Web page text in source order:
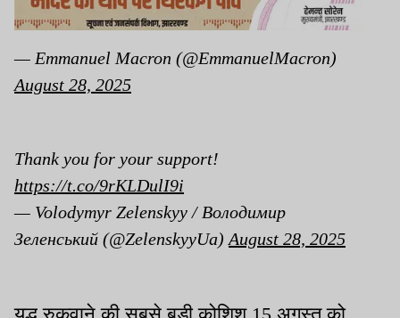
— Emmanuel Macron (@EmmanuelMacron)
August 28, 2025
Thank you for your support!
https://t.co/9rKLDulI9i
— Volodymyr Zelenskyy / Володимир
Зеленський (@ZelenskyyUa) August 28, 2025